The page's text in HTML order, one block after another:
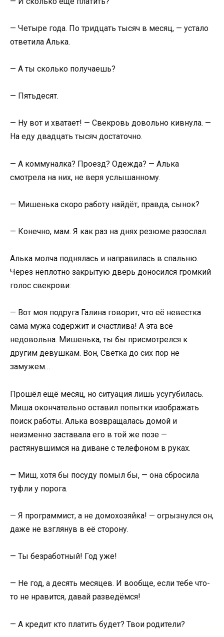
— Четыре года. По тридцать тысяч в месяц, — устало
ответила Алька.
— А ты сколько получаешь?
— Пятьдесят.
— Ну вот и хватает! — Свекровь довольно кивнула. —
На еду двадцать тысяч достаточно.
— А коммуналка? Проезд? Одежда? — Алька
смотрела на них, не веря услышанному.
— Мишенька скоро работу найдёт, правда, сынок?
— Конечно, мам. Я как раз на днях резюме разослал.
Алька молча поднялась и направилась в спальню.
Через неплотно закрытую дверь доносился громкий
голос свекрови:
— Вот моя подруга Галина говорит, что её невестка
сама мужа содержит и счастлива! А эта всё
недовольна. Мишенька, ты бы присмотрелся к
другим девушкам. Вон, Светка до сих пор не
замужем…
Прошёл ещё месяц, но ситуация лишь усугубилась.
Миша окончательно оставил попытки изображать
поиск работы. Алька возвращалась домой и
неизменно заставала его в той же позе —
растянувшимся на диване с телефоном в руках.
— Миш, хотя бы посуду помыл бы, — она сбросила
туфли у порога.
— Я программист, а не домохозяйка! — огрызнулся он,
даже не взглянув в её сторону.
— Ты безработный! Год уже!
— Не год, а десять месяцев. И вообще, если тебе что-
то не нравится, давай разведёмся!
— А кредит кто платить будет? Твои родители?